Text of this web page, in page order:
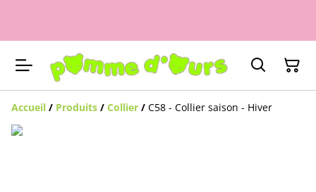
Accueil / Produits / Collier / C58 - Collier saison - Hiver